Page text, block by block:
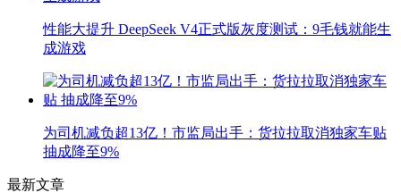
性能大提升 DeepSeek V4正式版灰度测试：9毛钱就能生
成游戏
为司机减负超13亿！市监局出手：货拉拉取消独家车贴
抽成降至9%
最新文章